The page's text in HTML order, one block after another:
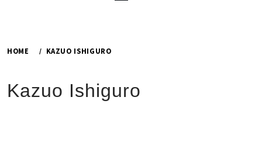
HOME KAZUO ISHIGURO
Kazuo Ishiguro